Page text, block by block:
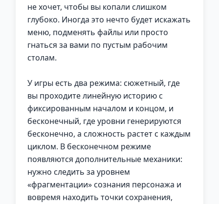
не хочет, чтобы вы копали слишком
глубоко. Иногда это нечто будет искажать
меню, подменять файлы или просто
гнаться за вами по пустым рабочим
столам.
У игры есть два режима: сюжетный, где
вы проходите линейную историю с
фиксированным началом и концом, и
бесконечный, где уровни генерируются
бесконечно, а сложность растет с каждым
циклом. В бесконечном режиме
появляются дополнительные механики:
нужно следить за уровнем
«фрагментации» сознания персонажа и
вовремя находить точки сохранения,